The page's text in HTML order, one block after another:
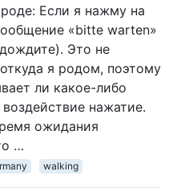
Если я нажму на
«bitte warten»
Это не
я родом, поэтому
ли какое-либо
нажатие.
ожидания
…
walking